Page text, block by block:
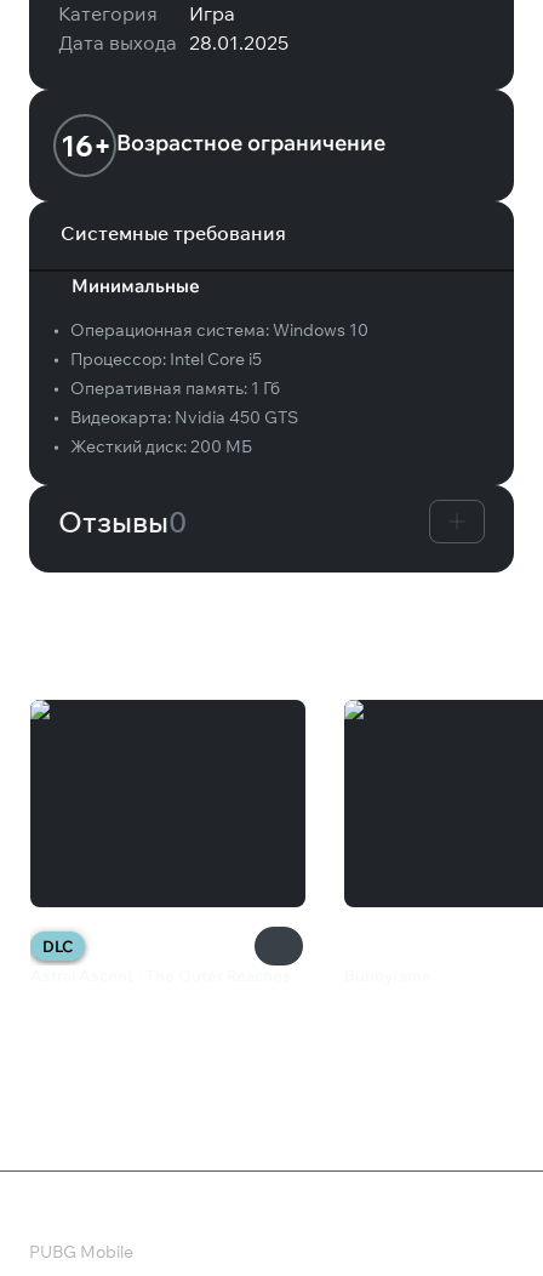
Категория
Игра
Дата выхода 28.01.2025
16+ Возрастное ограничение
Системные требования
Минимальные
• Операционная система:Windows 10
•
Процессор: Intel Core i5
•
Оперативная память: 1 Гб
•
Видеокарта: Nvidia 450 GTS
•
Жесткий диск:200 МБ
Отзывы0
DLC
PUBG Mobile